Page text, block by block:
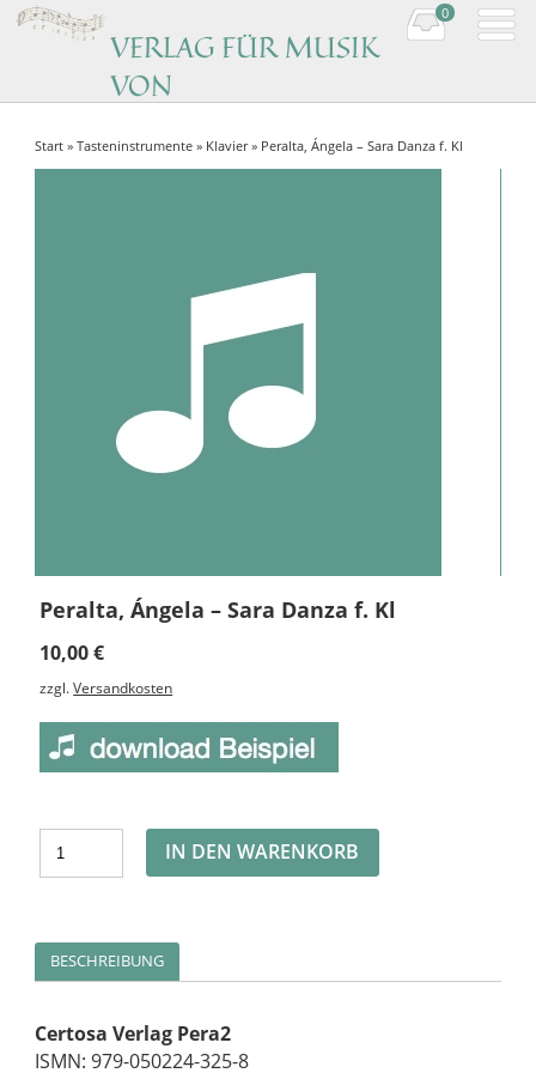
VERLAG FÜR MUSIK
VON
Music by women composers
0
Start »Tasteninstrumente » Klavier» Peralta, Ángela – Sara Danza f. Kl
Peralta, Ángela – Sara Danza f. Kl
10,00€
zzgl.Versandkosten
IN DEN WARENKORB
BESCHREIBUNG
Certosa Verlag Pera2
ISMN: 979-050224-325-8